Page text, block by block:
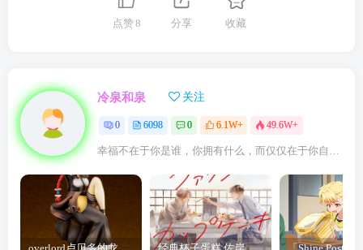
点赞8 分享 收藏
冷泉和泉 关注
0 6098 0 6.1W+ 49.6W+
幸福不在于你是谁，你拥有什么，而仅仅在于你自己怎么看待